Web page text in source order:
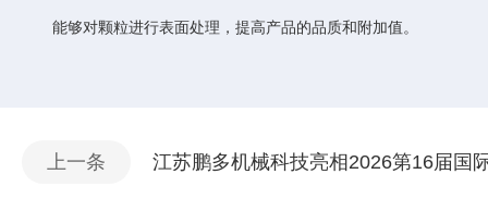
能够对颗粒进行表面处理，提高产品的品质和附加值。
上一条 江苏鹏多机械科技亮相2026第16届国